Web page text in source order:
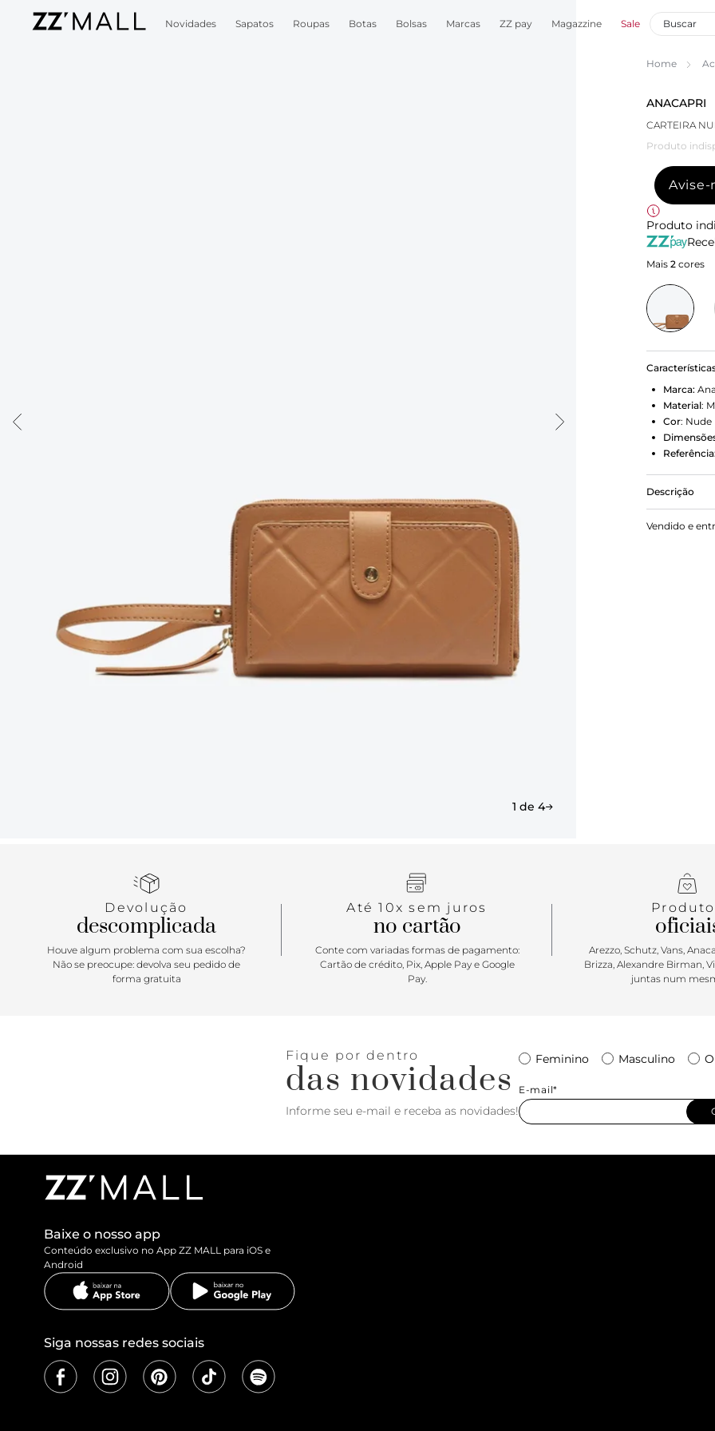
Novidades Sapatos Roupas Botas Bolsas Marcas ZZ pay Magazzine Sale
1 de 4
Home
ANACAPRI
CARTEIRA
Produto
Avise-
Produto
Mais 2 cores
Marca:
Material:
Cor: Nude
Referência:
Descrição
A carteira
feita em
Vendido e
Devolução
descomplicada
Houve algum problema com sua escolha?
Não se preocupe: devolva seu pedido de
forma gratuita
Até 10x sem juros
no cartão
Conte com variadas formas de pagamento:
Cartão de crédito, Pix, Apple Pay e Google
Pay.
Arezzo, Schutz, Vans,
Brizza, Alexandre Birman,
juntas num
Fique por dentro
das novidades
Informe seu e-mail e receba as novidades!
Feminino Masculino
E-mail*
Baixe o nosso app
Conteúdo exclusivo no App ZZ MALL para iOS e
Android
Siga nossas redes sociais